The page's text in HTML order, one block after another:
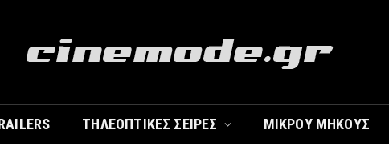
ΤΗΛΕΟΠΤΙΚΈΣ ΣΕΙΡΈΣ ΜΙΚΡΟΎ ΜΉΚΟΥΣ